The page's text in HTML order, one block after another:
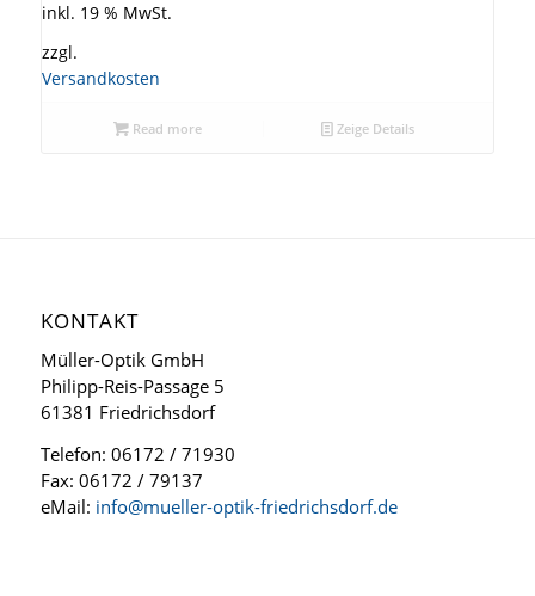
inkl. 19 % MwSt.
zzgl.
Versandkosten
Read more Zeige Details
KONTAKT
Müller-Optik GmbH
Philipp-Reis-Passage 5
61381 Friedrichsdorf
Telefon: 06172 / 71930
Fax: 06172 / 79137
eMail: info@mueller-optik-friedrichsdorf.de